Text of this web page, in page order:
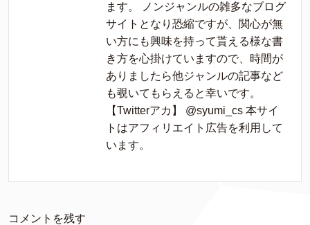
ます。 ノンジャンルの雑多なブログ
サイトとなり恐縮ですが、関心が無
い方にも興味を持って貰える様な書
き方を心掛けていますので、時間が
ありましたら他ジャンルの記事など
も覗いてもらえると幸いです。
【Twitterアカ】 @syumi_cs 本サイ
トはアフィリエイト広告を利用して
います。
コメントを残す